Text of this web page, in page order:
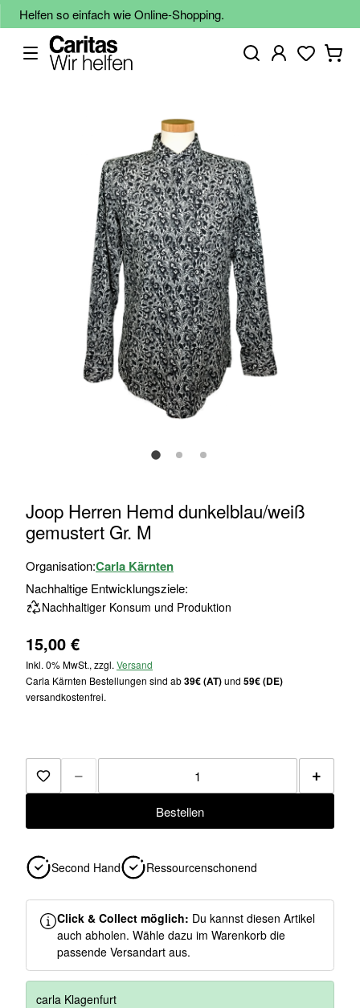
Helfen so einfach wie Online-Shopping.
Anfang
der
springen
Joop Herren Hemd dunkelblau/weiß
gemustert Gr. M
Organisation:Carla Kärnten
Nachhaltige Entwicklungsziele:
Nachhaltiger Konsum und Produktion
15,00 €
Inkl. 0% MwSt., zzgl. Versand
Carla Kärnten Bestellungen sind ab39€ (AT)und 59€ (DE)
versandkostenfrei.
Zur Merkliste hinzufügen
− +
Bestellen
Second Hand Ressourcenschonend
Click & Collect möglich: Du kannst diesen Artikel
auch abholen. Wähle dazu im Warenkorb die
passende Versandart aus.
carla Klagenfurt